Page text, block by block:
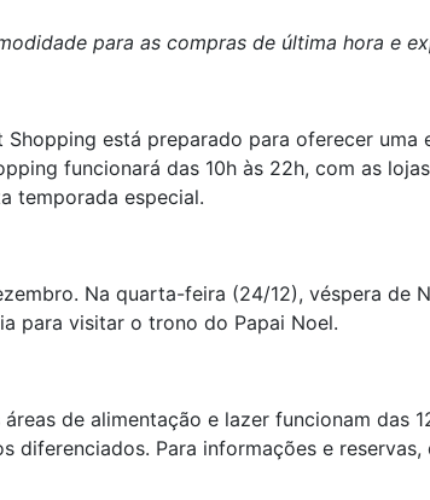
para as compras de última hora e
está preparado para oferecer uma
funcionará das 10h às 22h, com as
temporada especial.
Na quarta-feira (24/12), véspera de
para visitar o trono do Papai Noel.
de alimentação e lazer funcionam das
diferenciados. Para informações e reservas,